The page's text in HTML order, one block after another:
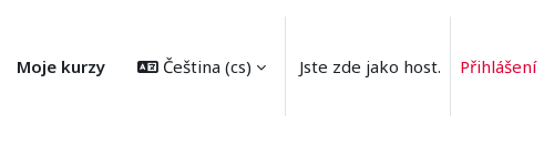
Moje kurzy Čeština ‎(cs)‎ Jste zde jako host. Přihlášení